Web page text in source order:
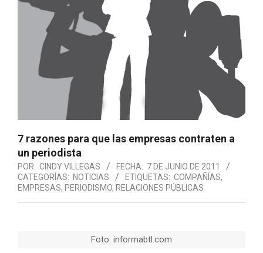
7 razones para que las empresas contraten a
un periodista
POR: CINDY VILLEGAS FECHA: 7 DE JUNIO DE 2011
CATEGORÍAS: NOTICIAS ETIQUETAS: COMPAÑÍAS,
EMPRESAS, PERIODISMO, RELACIONES PÚBLICAS
Foto: informabtl.com